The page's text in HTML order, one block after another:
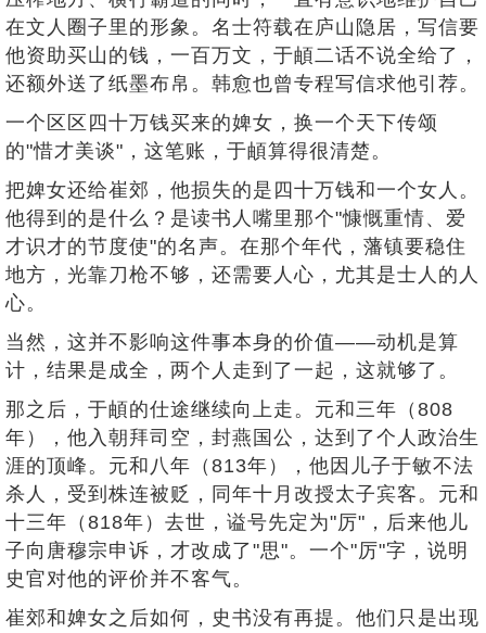
在文人圈子里的形象。名士符载在庐山隐居，写信要
他资助买山的钱，一百万文，于頔二话不说全给了，
还额外送了纸墨布帛。韩愈也曾专程写信求他引荐。
一个区区四十万钱买来的婢女，换一个天下传颂
的"惜才美谈"，这笔账，于頔算得很清楚。
把婢女还给崔郊，他损失的是四十万钱和一个女人。
他得到的是什么？是读书人嘴里那个"慷慨重情、爱
才识才的节度使"的名声。在那个年代，藩镇要稳住
地方，光靠刀枪不够，还需要人心，尤其是士人的人
心。
当然，这并不影响这件事本身的价值——动机是算
计，结果是成全，两个人走到了一起，这就够了。
那之后，于頔的仕途继续向上走。元和三年（808
年），他入朝拜司空，封燕国公，达到了个人政治生
涯的顶峰。元和八年（813年），他因儿子于敏不法
杀人，受到株连被贬，同年十月改授太子宾客。元和
十三年（818年）去世，谥号先定为"厉"，后来他儿
子向唐穆宗申诉，才改成了"思"。一个"厉"字，说明
史官对他的评价并不客气。
崔郊和婢女之后如何，史书没有再提。他们只是出现